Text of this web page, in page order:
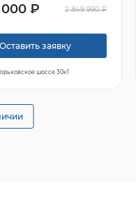
₽ 2 849 990 ₽
Оставить заявку
шоссе 30к1